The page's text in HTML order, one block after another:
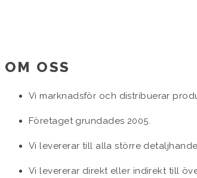
OM OSS
Vi marknadsför och distribuerar
Företaget grundades 2005.
Vi levererar till alla större
Vi levererar direkt eller indirekt till